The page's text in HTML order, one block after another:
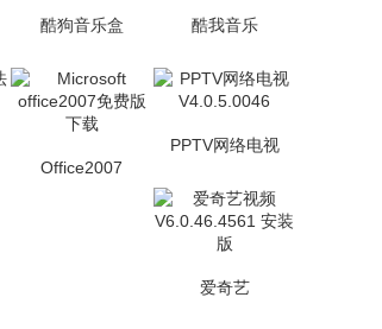
酷狗音乐盒 酷我音乐
Office2007
PPTV网络电视
爱奇艺